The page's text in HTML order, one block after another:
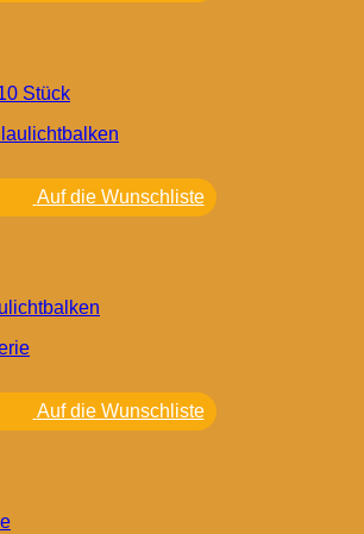
Stück
Auf die Wunschliste
Auf die Wunschliste